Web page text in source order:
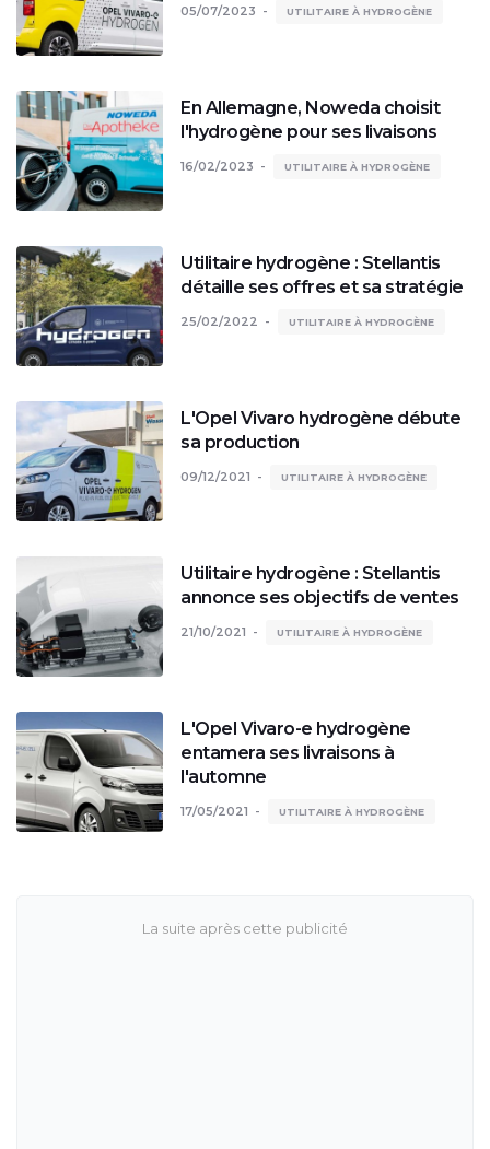
05/07/2023 UTILITAIRE À HYDROGÈNE
En Allemagne, Noweda choisit
l'hydrogène pour ses livaisons
16/02/2023 UTILITAIRE À HYDROGÈNE
Utilitaire hydrogène : Stellantis
détaille ses offres et sa stratégie
25/02/2022 UTILITAIRE À HYDROGÈNE
L'Opel Vivaro hydrogène débute
sa production
09/12/2021 UTILITAIRE À HYDROGÈNE
Utilitaire hydrogène : Stellantis
annonce ses objectifs de ventes
21/10/2021 UTILITAIRE À HYDROGÈNE
L'Opel Vivaro-e hydrogène
entamera ses livraisons à
l'automne
17/05/2021 UTILITAIRE À HYDROGÈNE